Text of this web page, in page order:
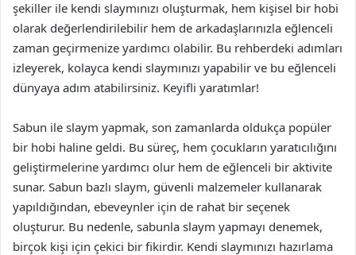
şekiller ile kendi slaymınızı oluşturmak, hem kişisel bir hobi
olarak değerlendirilebilir hem de arkadaşlarınızla eğlenceli
zaman geçirmenize yardımcı olabilir. Bu rehberdeki adımları
izleyerek, kolayca kendi slaymınızı yapabilir ve bu eğlenceli
dünyaya adım atabilirsiniz. Keyifli yaratımlar!
Sabun ile slaym yapmak, son zamanlarda oldukça popüler
bir hobi haline geldi. Bu süreç, hem çocukların yaratıcılığını
geliştirmelerine yardımcı olur hem de eğlenceli bir aktivite
sunar. Sabun bazlı slaym, güvenli malzemeler kullanarak
yapıldığından, ebeveynler için de rahat bir seçenek
oluşturur. Bu nedenle, sabunla slaym yapmayı denemek,
birçok kişi için çekici bir fikirdir. Kendi slaymınızı hazırlama